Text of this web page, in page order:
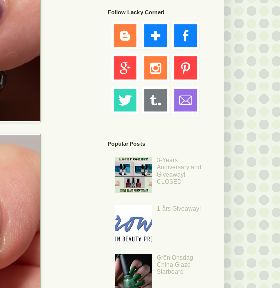
Follow Lacky Corner!
Popular Posts
3-Years
Anniversary and
Giveaway!
CLOSED
1-års Giveaway!
Grön Onsdag -
China Glaze
Starboard